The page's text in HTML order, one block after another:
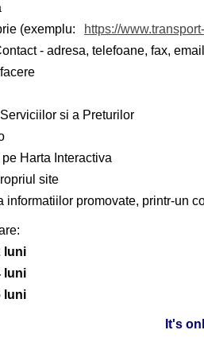
(exemplu:
https://
- adresa, telefoane, fax,
si a Preturilor
Harta Interactiva
site
informatiilor promovate, printr-un
luni
luni
luni
It's